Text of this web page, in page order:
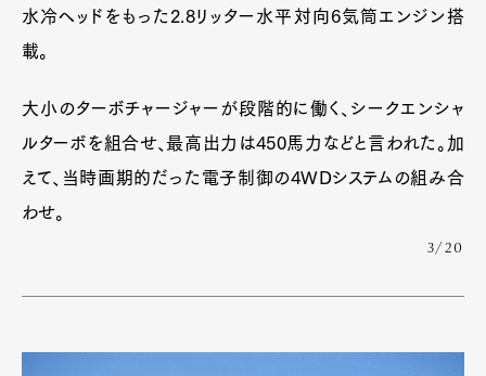
水冷ヘッドをもった2.8リッター水平対向6気筒エンジン搭
載。
大小のターボチャージャーが段階的に働く、シークエンシャ
ルターボを組合せ、最高出力は450馬力などと言われた。加
えて、当時画期的だった電子制御の4WDシステムの組み合
わせ。
3/20